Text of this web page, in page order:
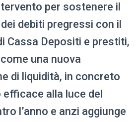
per sostenere il
debiti pregressi con il
Cassa Depositi e prestiti,
una nuova
di liquidità, in concreto
alla luce del
l’anno e anzi aggiunge